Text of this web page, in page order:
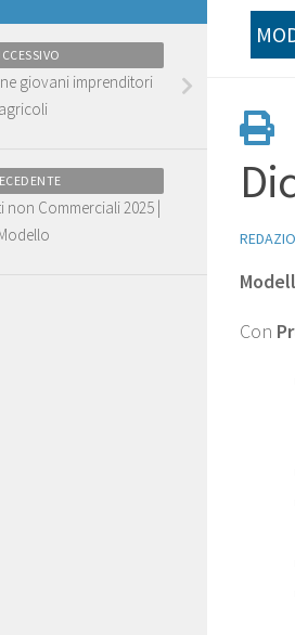
Con
giovani imprenditori
agricoli
non Commerciali 2025 |